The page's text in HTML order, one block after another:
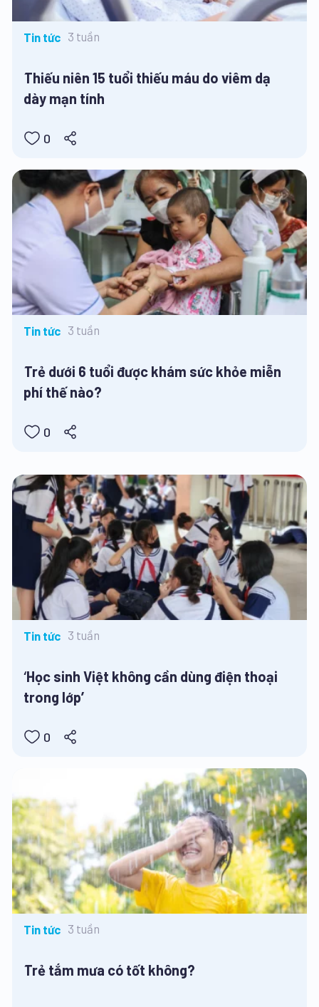
Tin tức 3 tuần
Thiếu niên 15 tuổi thiếu máu do viêm dạ
dày mạn tính
0
Tin tức 3 tuần
Trẻ dưới 6 tuổi được khám sức khỏe miễn
phí thế nào?
0
Tin tức 3 tuần
‘Học sinh Việt không cần dùng điện thoại
trong lớp’
0
Tin tức 3 tuần
Trẻ tắm mưa có tốt không?